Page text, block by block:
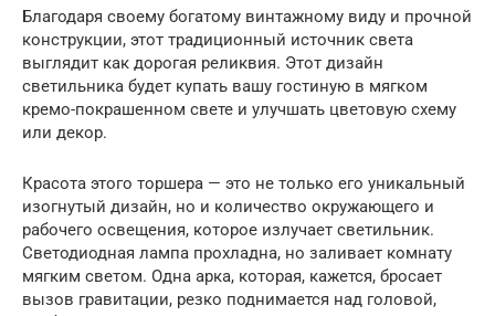
Благодаря своему богатому винтажному виду и прочной
конструкции, этот традиционный источник света
выглядит как дорогая реликвия. Этот дизайн
светильника будет купать вашу гостиную в мягком
кремо-покрашенном свете и улучшать цветовую схему
или декор.
Красота этого торшера — это не только его уникальный
изогнутый дизайн, но и количество окружающего и
рабочего освещения, которое излучает светильник.
Светодиодная лампа прохладна, но заливает комнату
мягким светом. Одна арка, которая, кажется, бросает
вызов гравитации, резко поднимается над головой,